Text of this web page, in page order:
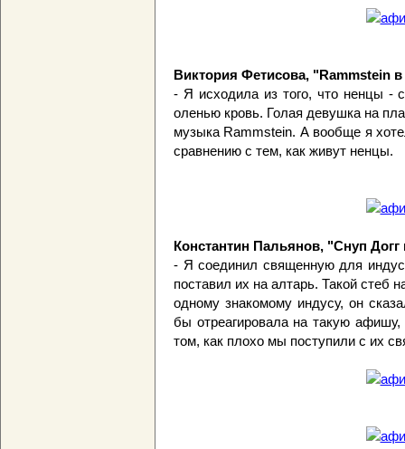
Виктория Фетисова, "Rammstein
- Я исходила из того, что ненцы -
оленью кровь. Голая девушка на
музыка Rammstein. А вообще я
сравнению с тем, как живут ненцы.
Константин Пальянов, "Снуп
- Я соединил священную для
поставил их на алтарь. Такой стеб
одному знакомому индусу, он
бы отреагировала на такую
том, как плохо мы поступили с их